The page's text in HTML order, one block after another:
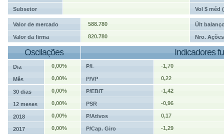
Subsetor Vol $ méd
Valor de mercado 588.780 Últ
Valor da firma 820.780 Nro. Ações
Oscilações Indicadores
Dia 0,00% P/L -1,70
Mês 0,00% P/VP 0,22
30 dias 0,00% P/EBIT -1,42
12 meses 0,00% PSR -0,96
2018 0,00% P/Ativos 0,17
2017 0,00% P/Cap. Giro -1,29